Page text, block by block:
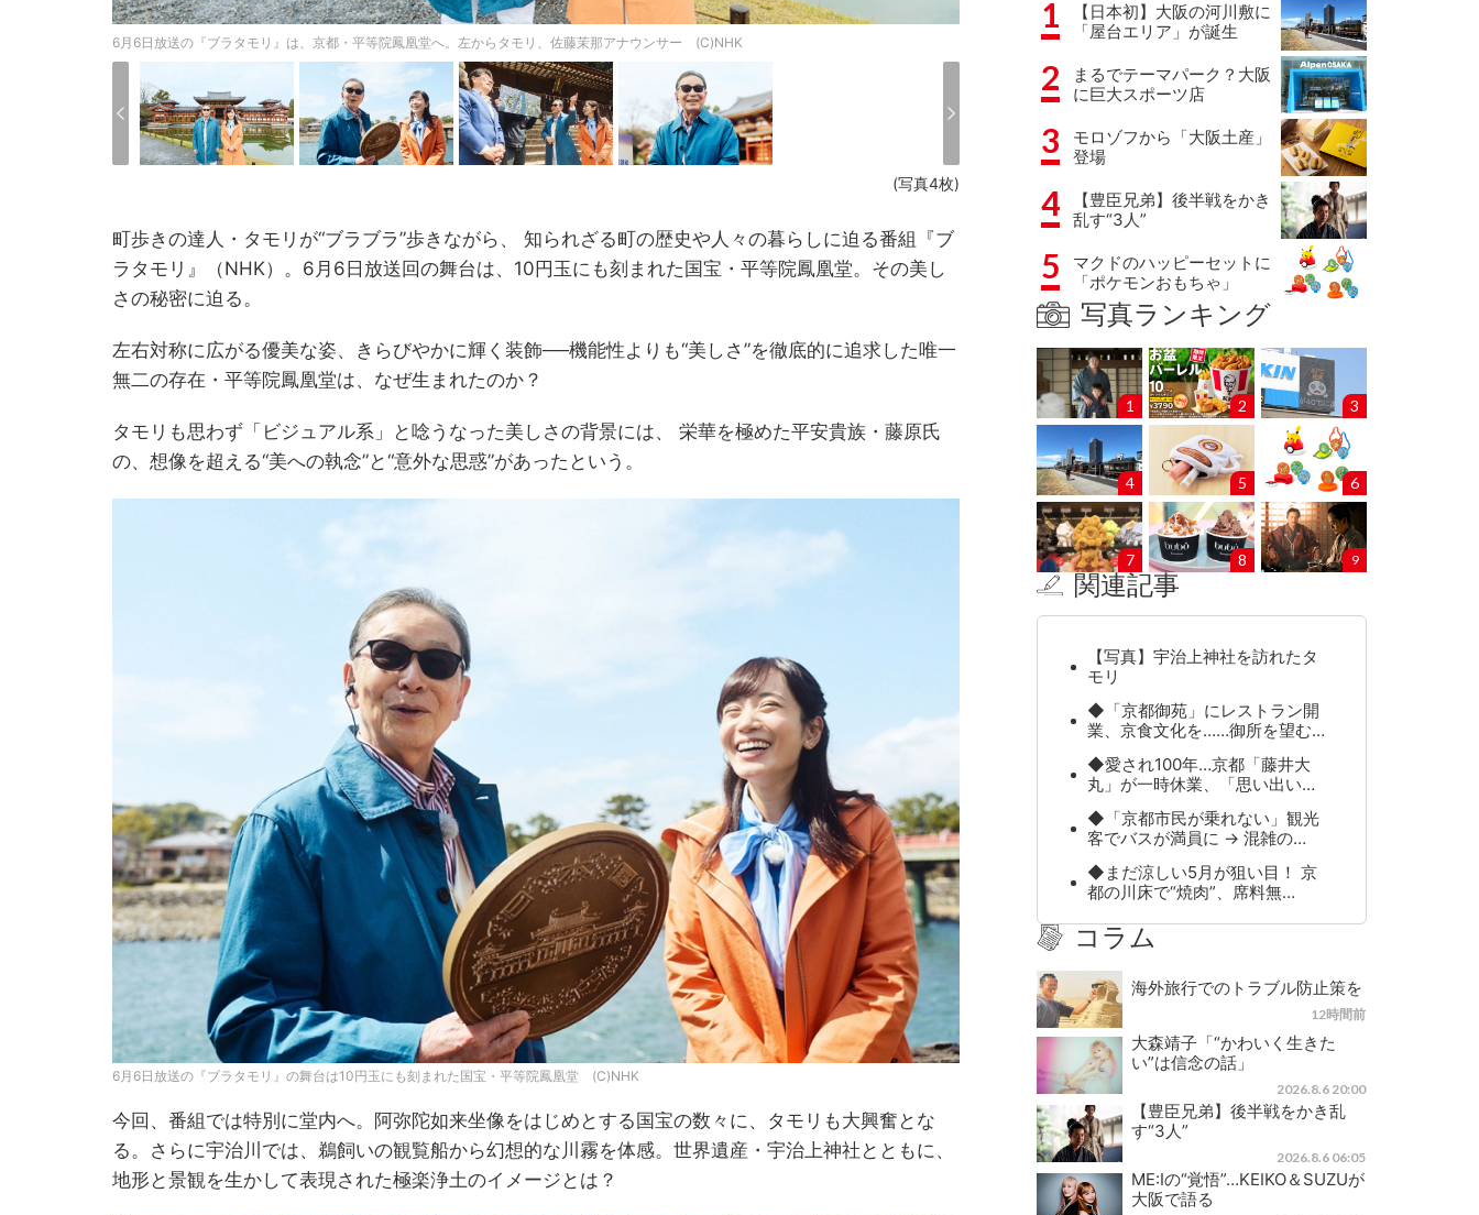
6月6日放送の『ブラタモリ』は、京都・平等院鳳凰堂へ。左からタモリ、佐藤茉那アナウンサー (C)NHK
(写真4枚)
町歩きの達人・タモリが“ブラブラ”歩きながら、 知られざる町の歴史や人々の暮らしに迫る番組『ブ
ラタモリ』（NHK）。6月6日放送回の舞台は、10円玉にも刻まれた国宝・平等院鳳凰堂。その美し
さの秘密に迫る。
左右対称に広がる優美な姿、きらびやかに輝く装飾──機能性よりも“美しさ”を徹底的に追求した唯一
無二の存在・平等院鳳凰堂は、なぜ生まれたのか？
タモリも思わず「ビジュアル系」と唸うなった美しさの背景には、 栄華を極めた平安貴族・藤原氏
の、想像を超える“美への執念”と“意外な思惑”があったという。
6月6日放送の『ブラタモリ』の舞台は10円玉にも刻まれた国宝・平等院鳳凰堂 (C)NHK
今回、番組では特別に堂内へ。阿弥陀如来坐像をはじめとする国宝の数々に、タモリも大興奮とな
る。さらに宇治川では、鵜飼いの観覧船から幻想的な川霧を体感。世界遺産・宇治上神社とともに、
地形と景観を生かして表現された極楽浄土のイメージとは？
1
【日本初】大阪の河川敷に
「屋台エリア」が誕生
2
まるでテーマパーク？大阪
に巨大スポーツ店
3
モロゾフから「大阪土産」
登場
4
【豊臣兄弟】後半戦をかき
乱す“3人”
5
マクドのハッピーセットに
「ポケモンおもちゃ」
写真ランキング
1 2 3
4 5 6
7 8 9
関連記事
【写真】宇治上神社を訪れたタ
モリ
◆「京都御苑」にレストラン開
業、京食文化を……御所を望む…
◆愛され100年…京都「藤井大
丸」が一時休業、「思い出い…
◆「京都市民が乗れない」観光
客でバスが満員に → 混雑の…
◆まだ涼しい5月が狙い目！ 京
都の川床で“焼肉”、席料無…
コラム
海外旅行でのトラブル防止策を
12時間前
大森靖子「“かわいく生きた
い”は信念の話」
2026.8.6 20:00
【豊臣兄弟】後半戦をかき乱
す“3人”
2026.8.6 06:05
ME:Iの“覚悟”…KEIKO＆SUZUが
大阪で語る